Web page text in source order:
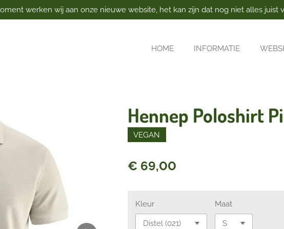
werken wij aan onze nieuwe website, het kan zijn dat nog niet alles juist
HOME INFORMATIE
Hennep Poloshirt
VEGAN
€ 69,00
Kleur Maat